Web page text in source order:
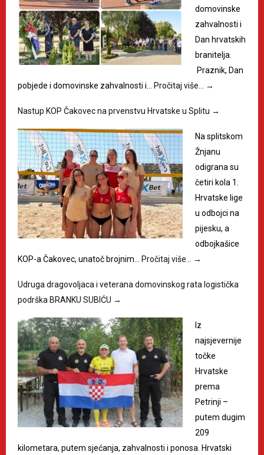
domovinske
zahvalnosti i
Dan hrvatskih
branitelja.
Praznik, Dan
pobjede i domovinske zahvalnosti i… Pročitaj više… →
Nastup KOP Čakovec na prvenstvu Hrvatske u Splitu →
Na splitskom
Žnjanu
odigrana su
četiri kola 1.
Hrvatske lige
u odbojci na
pijesku, a
odbojkašice
KOP-a Čakovec, unatoč brojnim… Pročitaj više… →
Udruga dragovoljaca i veterana domovinskog rata logistička
podrška BRANKU SUBIĆU →
Iz
najsjevernije
točke
Hrvatske
prema
Petrinji –
putem dugim
209
kilometara, putem sjećanja, zahvalnosti i ponosa. Hrvatski